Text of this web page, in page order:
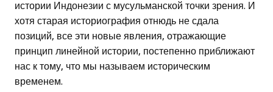
истории Индонезии с мусульманской точки зрения. И
хотя старая историография отнюдь не сдала
позиций, все эти новые явления, отражающие
принцип линейной истории, постепенно приближают
нас к тому, что мы называем историческим
временем.